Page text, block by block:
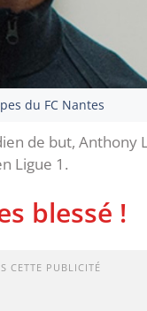
du FC Nantes
de but, Anthony
Ligue 1.
blessé !
CETTE PUBLICITÉ